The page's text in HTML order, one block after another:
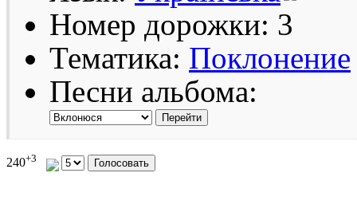
Номер дорожки: 3
Тематика: Поклонение
Песни альбома:
240+3